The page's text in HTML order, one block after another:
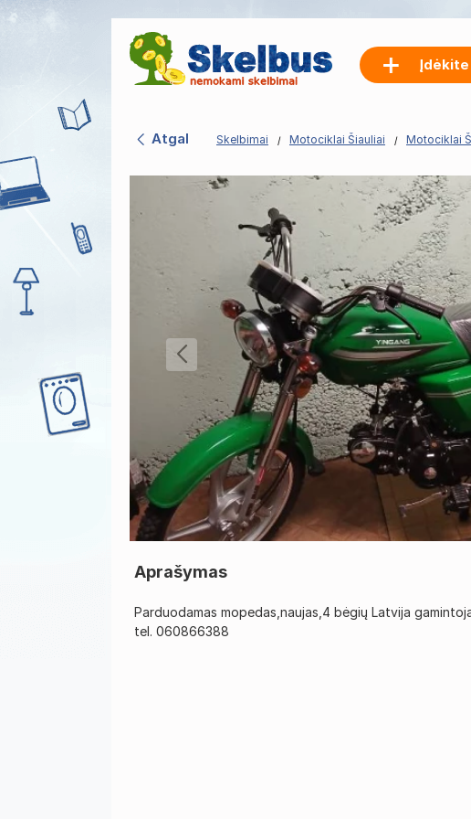
Atgal Skelbimai Motociklai Šiauliai Motociklai
Aprašymas
Parduodamas mopedas,naujas,4 bėgių Latvija
tel. 060866388